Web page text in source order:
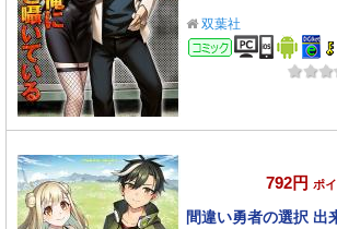
双葉社
コミック
792円 ポ
間違い勇者の選択 出